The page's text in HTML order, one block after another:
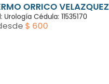
ORRICO VELAZQUEZ
Urología Cédula: 11535170
$ 600